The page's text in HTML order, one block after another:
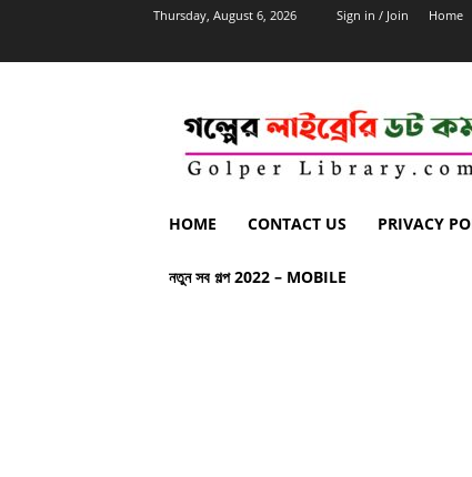
Thursday, August 6, 2026 Sign in / Join Home
HOME CONTACT US PRIVACY
নতুন সব গল্প 2022 – MOBILE